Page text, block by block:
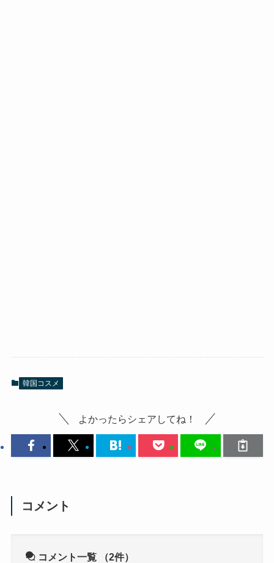
韓国コスメ
よかったらシェアしてね！
コメント
コメント一覧 （2件）